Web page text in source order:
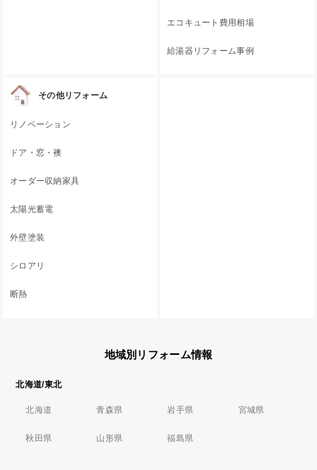
エコキュート費用相場
給湯器リフォーム事例
その他リフォーム
リノベーション
ドア・窓・襖
オーダー収納家具
太陽光蓄電
外壁塗装
シロアリ
断熱
地域別リフォーム情報
北海道/東北
北海道 青森県 岩手県 宮城県
秋田県 山形県 福島県